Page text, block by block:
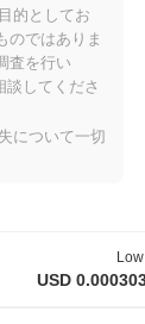
USD
視し、ブロッ
新的なアプロ
寄与していま
ように始ま
ームがプロジ
能を試すこと
2023年6月にメ
的としてお
のではありま
査を行い
談してくださ
について一切